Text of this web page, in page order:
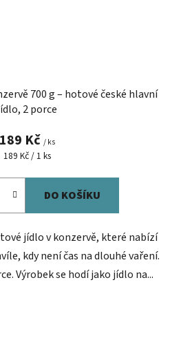
700 g – hotové české hlavní
2 porce
189 Kč / ks
Měrná
189 Kč / 1 ks
DO KOŠÍKU
jídlo v konzervě, které nabízí
kdy není čas na dlouhé vaření.
Výrobek se hodí jako jídlo na...